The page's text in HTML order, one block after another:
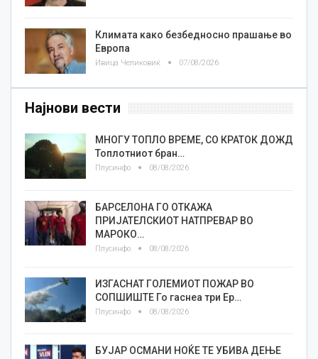
Климата како безбедносно прашање во
Европа
Ивица Челиковиќ 07/08/2026
Најнови вести
МНОГУ ТОПЛО ВРЕМЕ, СО КРАТОК ДОЖД
Топлотниот бран…
Плусинфо 08/08/2026
БАРСЕЛОНА ГО ОТКАЖА
ПРИЈАТЕЛСКИОТ НАТПРЕВАР ВО
МАРОКО…
Плусинфо 08/08/2026
ИЗГАСНАТ ГОЛЕМИОТ ПОЖАР ВО
СОПШИШТЕ Го гаснеа три Ер…
Плусинфо 08/08/2026
БУЈАР ОСМАНИ НОЌЕ ТЕ УБИВА ДЕЊЕ